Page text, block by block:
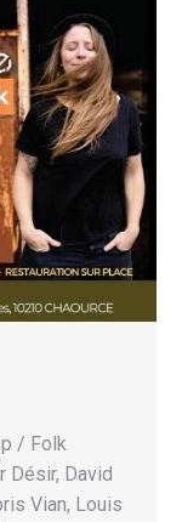
/ Folk
Désir, David
Vian, Louis